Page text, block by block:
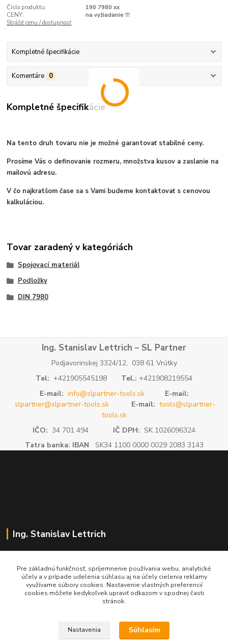
Číslo produktu:
190 7980 xx
CENY:
na vyžiadanie !!!
Strážiť cenu / dostupnosť
Kompletné špecifikácie
Komentáre 0
Kompletné špecifikácie
Na tento druh tovaru nie je možné garantovať stabilné ceny.
Prosíme Vás o definovanie rozmeru, množstva kusov a zaslanie na
mailovú adresu.
V čo najkratšom čase sa s Vami budeme kontaktovať s cenovou
kalkuláciou.
Tovar zaradený v kategóriách
Spojovací materiál
Podložky
DIN 7980
Ing. Stanislav Lettrich – SL Partner
Podjavorinskej 3324/12, 038 61 Vrútky
Tel: +421905545198 Tel.: +421908219554
E-mail: info@slpartner-tools.sk
E-mail:
slpartner@slpartner-tools.sk
E-mail: tools@slpartner-
tools.sk
IČO: 34 701 494 IČ DPH: SK 1026096324
Tatra banka: IBAN SK34 1100 0000 0029 2083 3143
Ing. Stanislav Lettrich
+421 905 545 198
NONSTOP
Pre základnú funkčnosť, spríjemnenie používania webu, analytické
účely a v prípade udelenia súhlasu aj na účely cielenia reklamy
využívame súbory cookies. Nastavenie vlastných preferencií
cookies môžete kedykoľvek upraviť odkazom v spodnej časti
stránok.
Nastavenia Súhlasím